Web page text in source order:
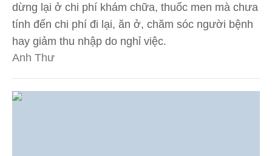
dừng lại ở chi phí khám chữa, thuốc men mà chưa
tính đến chi phí đi lại, ăn ở, chăm sóc người bệnh
hay giảm thu nhập do nghỉ việc.
Anh Thư